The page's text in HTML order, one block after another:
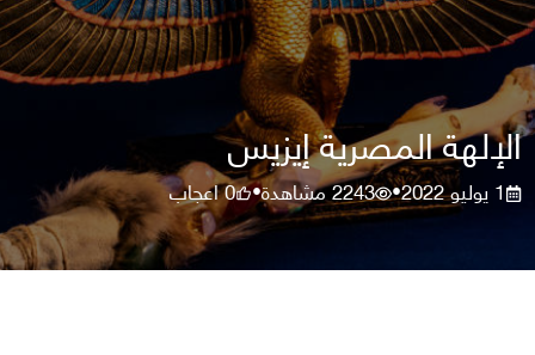
الإلهة المصرية إيزيس
1 يوليو 2022 •
2243مشاهدة•
0اعجاب